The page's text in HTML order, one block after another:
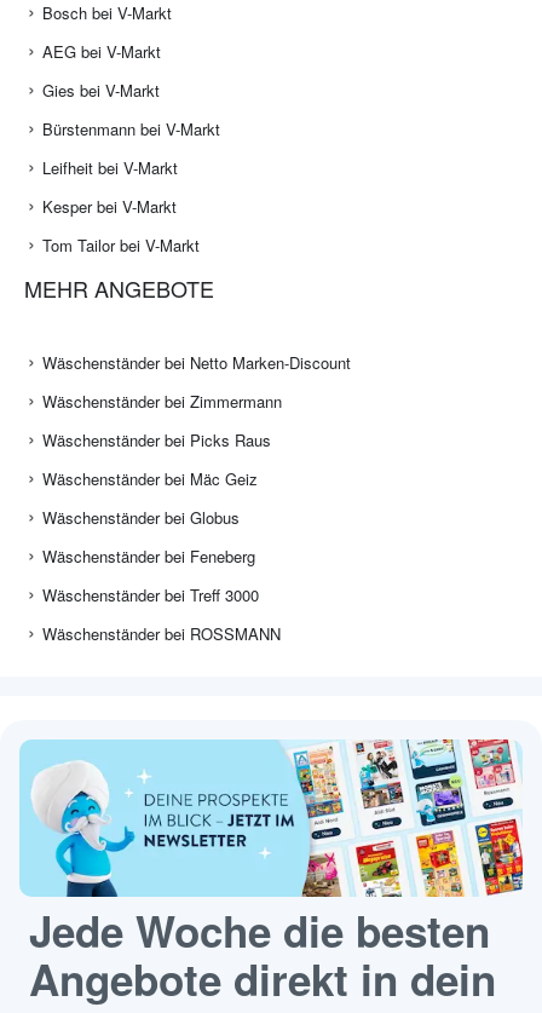
Bosch bei V-Markt
AEG bei V-Markt
Gies bei V-Markt
Bürstenmann bei V-Markt
Leifheit bei V-Markt
Kesper bei V-Markt
Tom Tailor bei V-Markt
MEHR ANGEBOTE
Wäschenständer bei Netto Marken-Discount
Wäschenständer bei Zimmermann
Wäschenständer bei Picks Raus
Wäschenständer bei Mäc Geiz
Wäschenständer bei Globus
Wäschenständer bei Feneberg
Wäschenständer bei Treff 3000
Wäschenständer bei ROSSMANN
Jede Woche die besten
Angebote direkt in dein